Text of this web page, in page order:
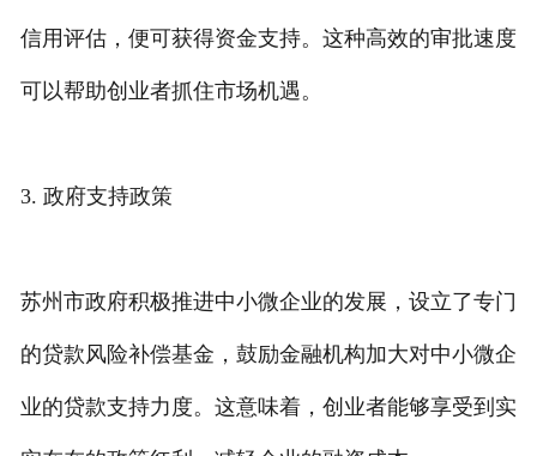
信用评估，便可获得资金支持。这种高效的审批速度
可以帮助创业者抓住市场机遇。
3. 政府支持政策
苏州市政府积极推进中小微企业的发展，设立了专门
的贷款风险补偿基金，鼓励金融机构加大对中小微企
业的贷款支持力度。这意味着，创业者能够享受到实